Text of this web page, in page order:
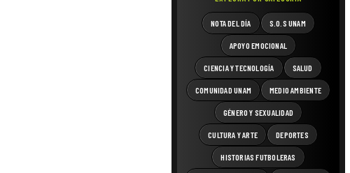
NOTA DEL DÍA S.O.S UNAM
APOYO EMOCIONAL
CIENCIA Y TECNOLOGÍA SALUD
COMUNIDAD UNAM MEDIO AMBIENTE
GÉNERO Y SEXUALIDAD
CULTURA Y ARTE DEPORTES
HISTORIAS FUTBOLERAS